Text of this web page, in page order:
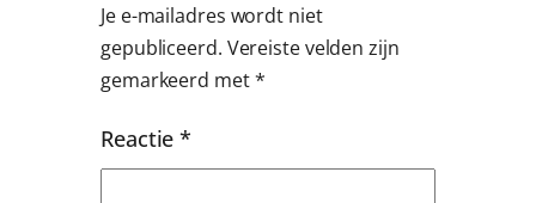
Je e-mailadres wordt niet
gepubliceerd. Vereiste velden zijn
gemarkeerd met*
Reactie*